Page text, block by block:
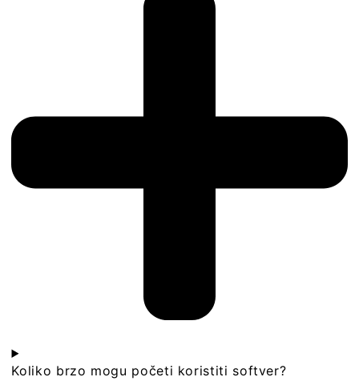
Koliko brzo mogu početi koristiti softver?